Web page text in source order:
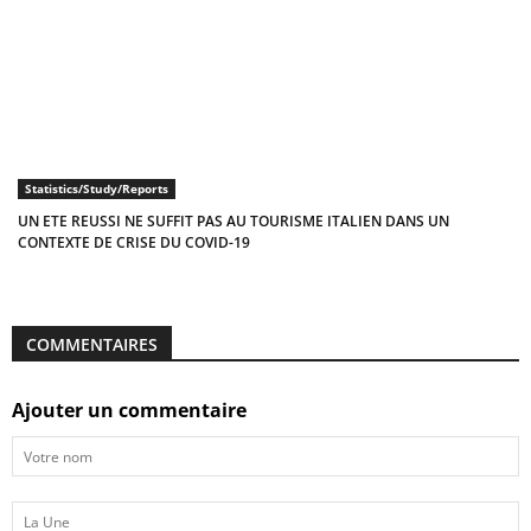
Statistics/Study/Reports
UN ETE REUSSI NE SUFFIT PAS AU TOURISME ITALIEN DANS UN
CONTEXTE DE CRISE DU COVID-19
COMMENTAIRES
Ajouter un commentaire
Votre
nom
La